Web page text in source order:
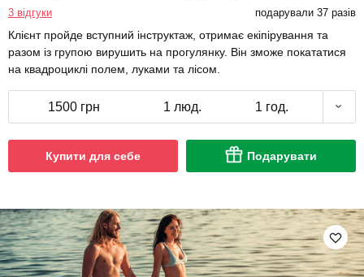
3 відгуки подарували 37 разів
Клієнт пройде вступний інструктаж, отримає екіпірування та
разом із групою вирушить на прогулянку. Він зможе покататися
на квадроциклі полем, луками та лісом.
1500 грн 1 люд. 1 год.
Купити для себе Подарувати